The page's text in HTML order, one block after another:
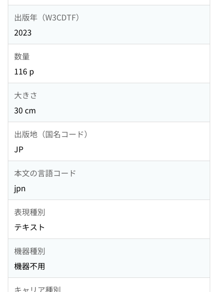
出版年（W3CDTF）
2023
数量
116 p
大きさ
30 cm
出版地（国名コード）
JP
本文の言語コード
jpn
表現種別
テキスト
機器種別
機器不用
キャリア種別